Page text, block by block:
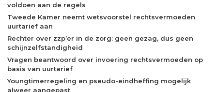
voldoen aan de regels
Tweede Kamer neemt wetsvoorstel rechtsvermoeden
uurtarief aan
Rechter over zzp’er in de zorg: geen gezag, dus geen
schijnzelfstandigheid
Vragen beantwoord over invoering rechtsvermoeden op
basis van uurtarief
Youngtimerregeling en pseudo-eindheffing mogelijk
alweer aangepast